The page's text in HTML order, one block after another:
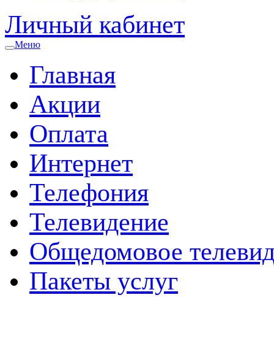
Личный кабинет
Меню
Главная
Акции
Оплата
Интернет
Телефония
Телевидение
Общедомовое
Пакеты услуг